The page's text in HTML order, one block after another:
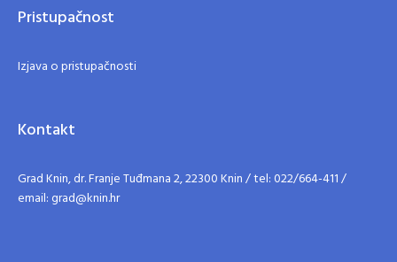
Pristupačnost
Izjava o pristupačnosti
Kontakt
Grad Knin, dr. Franje Tuđmana 2, 22300 Knin / tel: 022/664-411 /
email: grad@knin.hr